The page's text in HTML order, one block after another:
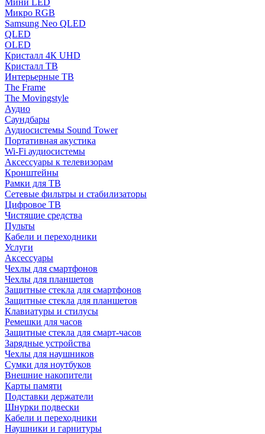
Мини LED
Микро RGB
Samsung Neo QLED
QLED
OLED
Кристалл 4К UHD
Кристалл ТВ
Интерьерные ТВ
The Frame
The Movingstyle
Аудио
Саундбары
Аудиосистемы Sound Tower
Портативная акустика
Wi-Fi аудиосистемы
Аксессуары к телевизорам
Кронштейны
Рамки для ТВ
Сетевые фильтры и стабилизаторы
Цифровое ТВ
Чистящие средства
Пульты
Кабели и переходники
Услуги
Аксессуары
Чехлы для смартфонов
Чехлы для планшетов
Защитные стекла для смартфонов
Защитные стекла для планшетов
Клавиатуры и стилусы
Ремешки для часов
Защитные стекла для смарт-часов
Зарядные устройства
Чехлы для наушников
Сумки для ноутбуков
Внешние накопители
Карты памяти
Подставки держатели
Шнурки подвески
Кабели и переходники
Наушники и гарнитуры